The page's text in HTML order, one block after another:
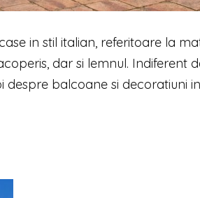
in stil italian, referitoare la
dar si lemnul. Indiferent
balcoane si decoratiuni